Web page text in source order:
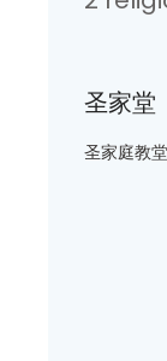
圣家堂
圣家庭教